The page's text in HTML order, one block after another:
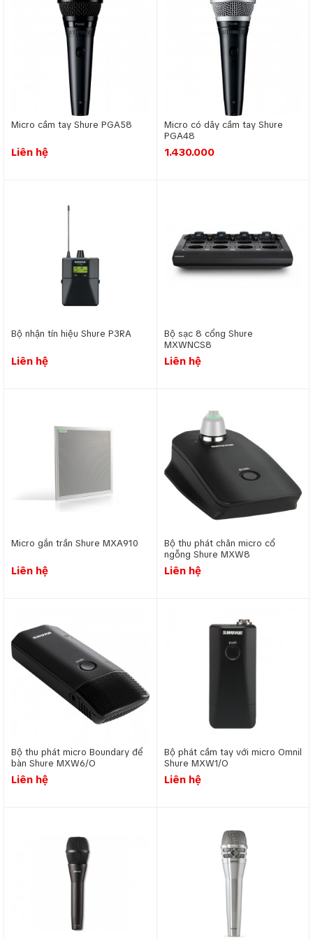
Micro cầm tay Shure PGA58
Liên hệ
Micro có dây cầm tay Shure
PGA48
1.430.000
Bộ nhận tín hiệu Shure P3RA
Liên hệ
Bộ sạc 8 cổng Shure
MXWNCS8
Liên hệ
Micro gắn trần Shure MXA910
Liên hệ
Bộ thu phát chân micro cổ
ngỗng Shure MXW8
Liên hệ
Bộ thu phát micro Boundary để
bàn Shure MXW6/O
Liên hệ
Bộ phát cầm tay với micro Omnil
Shure MXW1/O
Liên hệ